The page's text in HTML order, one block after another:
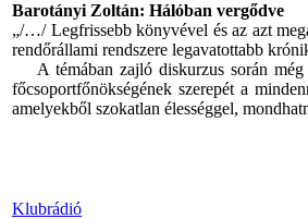
Barotányi Zoltán: Hálóban vergődve
„/…/ Legfrissebb könyvével és az azt
rendőrállami rendszere legavatottabb
A témában zajló diskurzus során még
főcsoportfőnökségének szerepét a
amelyekből szokatlan élességgel,
Klubrádió